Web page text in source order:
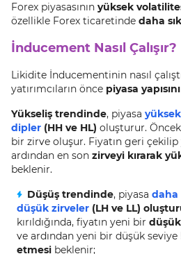
Forex piyasasının yüksek
özellikle Forex ticaretinde daha sık
İnducement Nasıl Çalışır?
Likidite İnducementinin nasıl
yatırımcıların önce piyasa
Yükseliş trendinde, piyasa
dipler (HH ve HL) oluşturur.
bir zirve oluşur. Fiyatın geri çekilip
ardından en son zirveyi kırarak
beklenir.
Düşüş trendinde, piyasa daha
düşük zirveler (LH ve LL)
kırıldığında, fiyatın yeni bir
ve ardından yeni bir düşük seviye
etmesi beklenir;